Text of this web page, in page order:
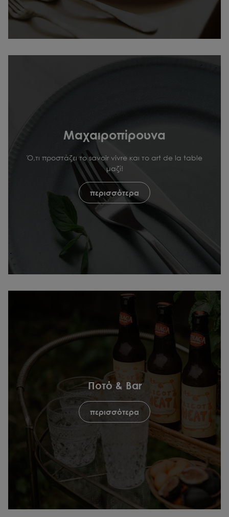
Μαχαιροπίρουνα
Ό,τι προστάζει το savoir vivre και το art de la table
μαζί!
περισσότερα
Ποτό & Bar
περισσότερα